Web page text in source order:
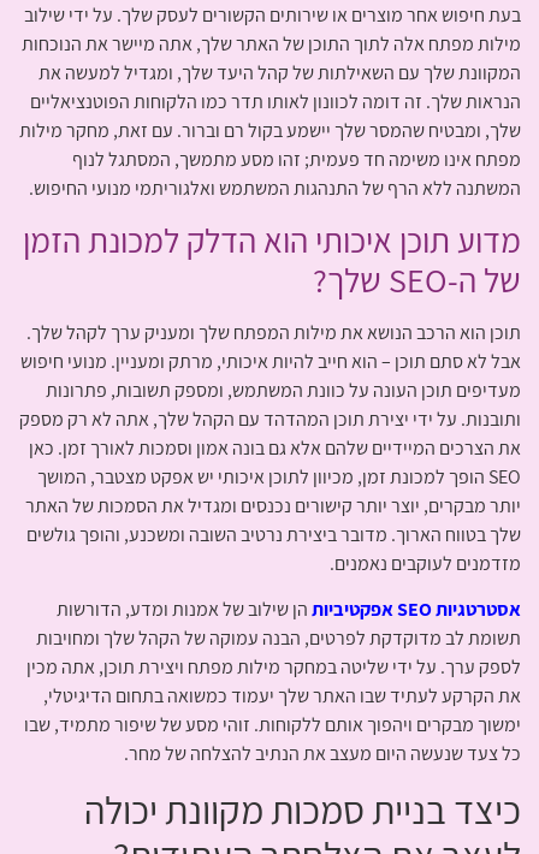
בעת חיפוש אחר מוצרים או שירותים הקשורים לעסק שלך. על ידי שילוב
מילות מפתח אלה לתוך התוכן של האתר שלך, אתה מיישר את הנוכחות
המקוונת שלך עם השאילתות של קהל היעד שלך, ומגדיל למעשה את
הנראות שלך. זה דומה לכוונון לאותו תדר כמו הלקוחות הפוטנציאליים
שלך, ומבטיח שהמסר שלך יישמע בקול רם וברור. עם זאת, מחקר מילות
מפתח אינו משימה חד פעמית; זהו מסע מתמשך, המסתגל לנוף
המשתנה ללא הרף של התנהגות המשתמש ואלגוריתמי מנועי החיפוש.
מדוע תוכן איכותי הוא הדלק למכונת הזמן
של ה-SEO שלך?
תוכן הוא הרכב הנושא את מילות המפתח שלך ומעניק ערך לקהל שלך.
אבל לא סתם תוכן – הוא חייב להיות איכותי, מרתק ומעניין. מנועי חיפוש
מעדיפים תוכן העונה על כוונת המשתמש, ומספק תשובות, פתרונות
ותובנות. על ידי יצירת תוכן המהדהד עם הקהל שלך, אתה לא רק מספק
את הצרכים המיידיים שלהם אלא גם בונה אמון וסמכות לאורך זמן. כאן
SEO הופך למכונת זמן, מכיוון לתוכן איכותי יש אפקט מצטבר, המושך
יותר מבקרים, יוצר יותר קישורים נכנסים ומגדיל את הסמכות של האתר
שלך בטווח הארוך. מדובר ביצירת נרטיב השובה ומשכנע, והופך גולשים
מזדמנים לעוקבים נאמנים.
אסטרטגיות SEO אפקטיביות
הן שילוב של אמנות ומדע, הדורשות
תשומת לב מדוקדקת לפרטים, הבנה עמוקה של הקהל שלך ומחויבות
לספק ערך. על ידי שליטה במחקר מילות מפתח ויצירת תוכן, אתה מכין
את הקרקע לעתיד שבו האתר שלך יעמוד כמשואה בתחום הדיגיטלי,
ימשוך מבקרים ויהפוך אותם ללקוחות. זוהי מסע של שיפור מתמיד, שבו
כל צעד שנעשה היום מעצב את הנתיב להצלחה של מחר.
כיצד בניית סמכות מקוונת יכולה